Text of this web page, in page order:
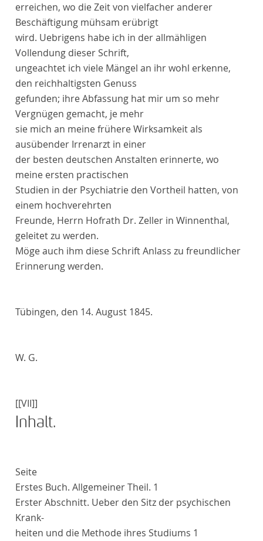
erreichen, wo die Zeit von vielfacher anderer
Beschäftigung mühsam erübrigt
wird. Uebrigens habe ich in der allmähligen
Vollendung dieser Schrift,
ungeachtet ich viele Mängel an ihr wohl erkenne,
den reichhaltigsten Genuss
gefunden; ihre Abfassung hat mir um so mehr
Vergnügen gemacht, je mehr
sie mich an meine frühere Wirksamkeit als
ausübender Irrenarzt in einer
der besten deutschen Anstalten erinnerte, wo
meine ersten practischen
Studien in der Psychiatrie den Vortheil hatten, von
einem hochverehrten
Freunde, Herrn Hofrath Dr. Zeller in Winnenthal,
geleitet zu werden.
Möge auch ihm diese Schrift Anlass zu freundlicher
Erinnerung werden.
Tübingen, den 14. August 1845.
W. G.
[[VII]]
Inhalt.
Seite
Erstes Buch. Allgemeiner Theil. 1
Erster Abschnitt. Ueber den Sitz der psychischen
Krank-
heiten und die Methode ihres Studiums 1